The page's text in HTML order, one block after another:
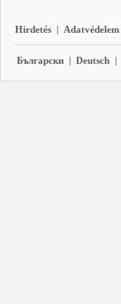
Hirdetés | Adatvédelem
Български | Deutsch |